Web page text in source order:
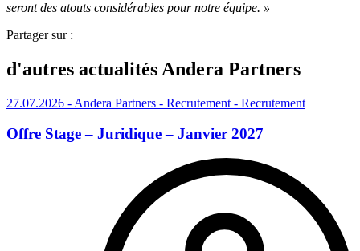
seront des atouts considérables pour notre équipe. »
Partager sur :
d'autres actualités Andera Partners
27.07.2026 - Andera Partners - Recrutement - Recrutement
Offre Stage – Juridique – Janvier 2027